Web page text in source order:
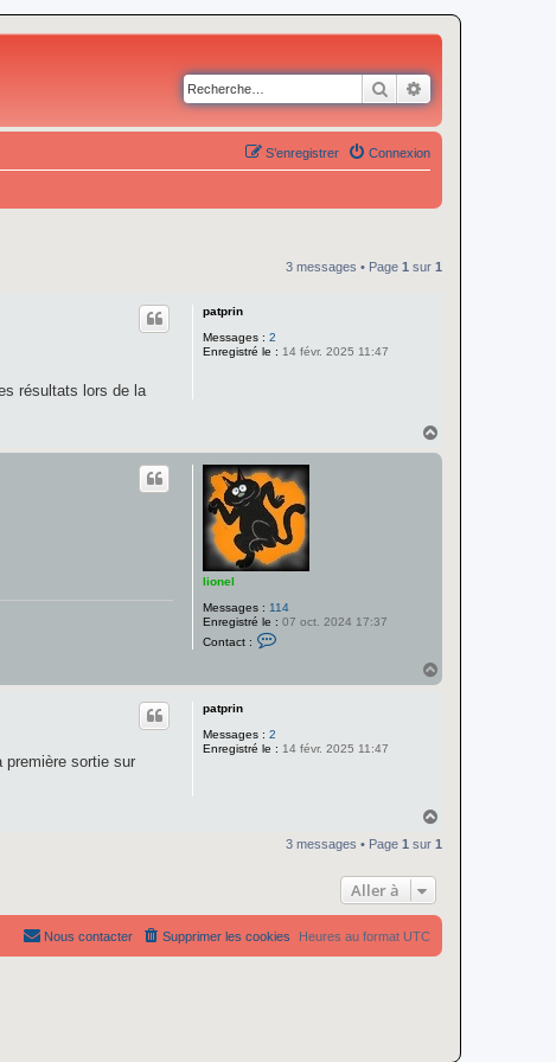
Rechercher
Connexion
S’enregistrer
3 messages • Page 1 sur 1
patprin
Messages : 2
Enregistré le : 14 févr. 2025 11:47
résultats lors de la
u
lionel
Messages : 114
Enregistré le : 07 oct. 2024 17:37
Contact :
r
a
patprin
Messages : 2
Enregistré le : 14 févr. 2025 11:47
première sortie sur
u
3 messages • Page 1 sur 1
Aller à
Heures au format UTC
Supprimer les cookies
Nous contacter